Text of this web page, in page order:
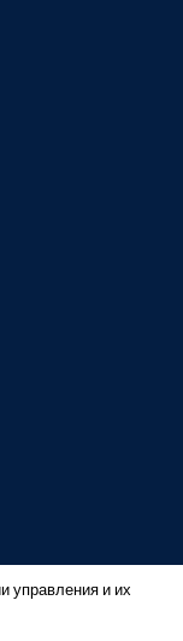
управления и их